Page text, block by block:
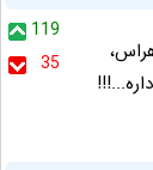
119
35
داره...!!!